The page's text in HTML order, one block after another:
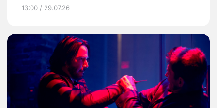
13:00 / 29.07.26